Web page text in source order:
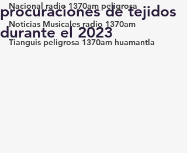
Nacional radio 1370am peligrosa
Noticias Musicales radio 1370am
Tianguis peligrosa 1370am huamantla
procuraciones de tejidos
durante el 2023